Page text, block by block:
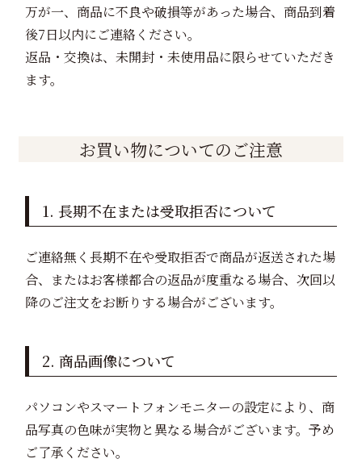
万が一、商品に不良や破損等があった場合、商品到着
後7日以内にご連絡ください。
返品・交換は、未開封・未使用品に限らせていただき
ます。
お買い物についてのご注意
1. 長期不在または受取拒否について
ご連絡無く長期不在や受取拒否で商品が返送された場
合、またはお客様都合の返品が度重なる場合、次回以
降のご注文をお断りする場合がございます。
2. 商品画像について
パソコンやスマートフォンモニターの設定により、商
品写真の色味が実物と異なる場合がございます。予め
ご了承ください。